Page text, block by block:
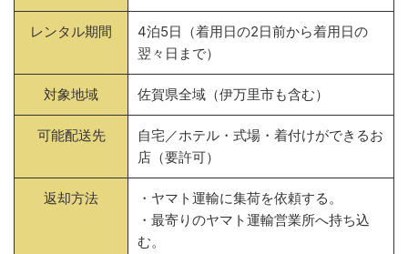
レンタル期間
4泊5日（着用日の2日前から着用日の
翌々日まで）
対象地域 佐賀県全域（伊万里市も含む）
可能配送先
自宅／ホテル・式場・着付けができるお
店（要許可）
返却方法
・ヤマト運輸に集荷を依頼する。
・最寄りのヤマト運輸営業所へ持ち込
む。